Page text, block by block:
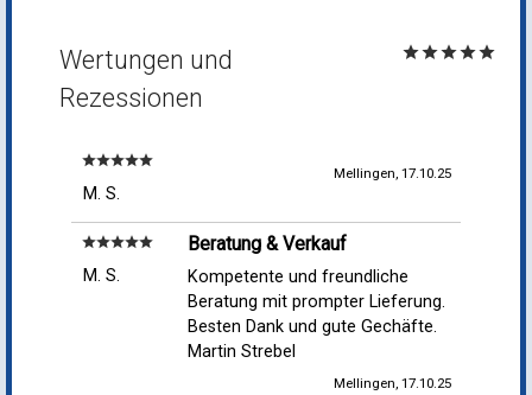
Wertungen und
Rezessionen
starstarstarstarstar
starstarstarstarstar
M. S.
Mellingen, 17.10.25
starstarstarstarstar
M. S.
Beratung & Verkauf
Kompetente und freundliche
Beratung mit prompter Lieferung.
Besten Dank und gute Gechäfte.
Martin Strebel
Mellingen, 17.10.25